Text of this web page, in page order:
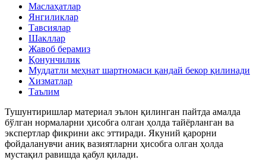
Маслаҳатлар
Янгиликлар
Тавсиялар
Шакллар
Жавоб берамиз
Қонунчилик
Муддатли меҳнат шартномаси қандай бекор қилинади
Хизматлар
Таълим
Тушунтиришлар материал эълон қилинган пайтда амалда
бўлган нормаларни ҳисобга олган ҳолда тайёрланган ва
экспертлар фикрини акс эттиради. Якуний қарорни
фойдаланувчи аниқ вазиятларни ҳисобга олган ҳолда
мустақил равишда қабул қилади.